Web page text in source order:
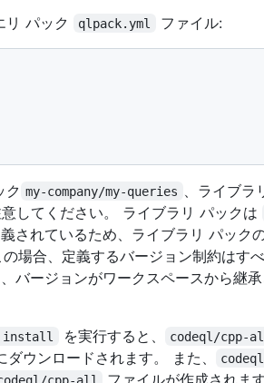
リ パック qlpack.yml ファイル:
ク my-company/my-queries
、ライブ
してください。 ライブラリ パックは
されているため、ライブラリ パック
場合、定義するバージョン制約はす
バージョンがワークスペースから継
install を実行すると、 codeql/cpp-
ウンロードされます。 また、
cpp-all
ファイルが作成されま